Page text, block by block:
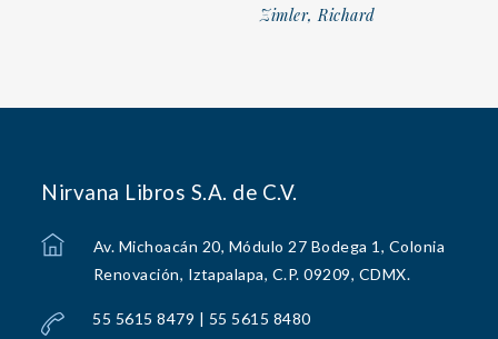
Zimler, Richard
Nirvana Libros S.A. de C.V.
Av. Michoacán 20, Módulo 27 Bodega 1, Colonia
Renovación, Iztapalapa, C.P. 09209, CDMX.
55 5615 8479 | 55 5615 8480